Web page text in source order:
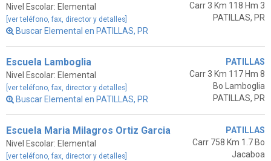
Nivel Escolar: Elemental
[ver teléfono, fax, director y detalles]
Buscar Elemental en PATILLAS, PR
Carr 3 Km 118 Hm 3
PATILLAS, PR
Escuela Lamboglia
Nivel Escolar: Elemental
[ver teléfono, fax, director y detalles]
Buscar Elemental en PATILLAS, PR
PATILLAS
Carr 3 Km 117 Hm 8
Bo Lamboglia
PATILLAS, PR
Escuela Maria Milagros Ortiz Garcia
Nivel Escolar: Elemental
[ver teléfono, fax, director y detalles]
PATILLAS
Carr 758 Km 1.7 Bo
Jacaboa